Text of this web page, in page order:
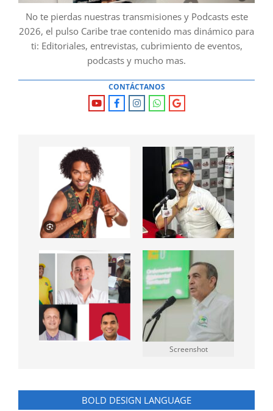
No te pierdas nuestras transmisiones y Podcasts este
2026, el pulso Caribe trae contenido mas dinámico para
ti: Editoriales, entrevistas, cubrimiento de eventos,
podcasts y mucho mas.
CONTÁCTANOS
Screenshot
BOLD DESIGN LANGUAGE